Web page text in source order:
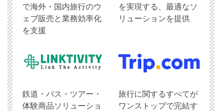
で海外・国内旅行のウ
ェブ販売と業務効率化
を支援
を実現する、最適なソ
リューションを提供
鉄道・バス・ツアー・
体験商品ソリューショ
旅行に関するすべてが
ワンストップで完結す